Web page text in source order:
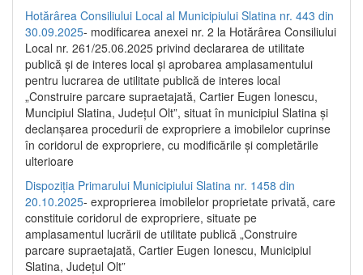
Hotărârea Consiliului Local al Municipiului Slatina nr. 443 din
30.09.2025- modificarea anexei nr. 2 la Hotărârea Consiliului
Local nr. 261/25.06.2025 privind declararea de utilitate
publică şi de interes local şi aprobarea amplasamentului
pentru lucrarea de utilitate publică de interes local
„Construire parcare supraetajată, Cartier Eugen Ionescu,
Muncipiul Slatina, Judeţul Olt”, situat în municipiul Slatina şi
declanşarea procedurii de expropriere a imobilelor cuprinse
în coridorul de expropriere, cu modificările şi completările
ulterioare
Dispoziția Primarului Municipiului Slatina nr. 1458 din
20.10.2025- exproprierea imobilelor proprietate privată, care
constituie coridorul de expropriere, situate pe
amplasamentul lucrării de utilitate publică „Construire
parcare supraetajată, Cartier Eugen Ionescu, Municipiul
Slatina, Județul Olt”